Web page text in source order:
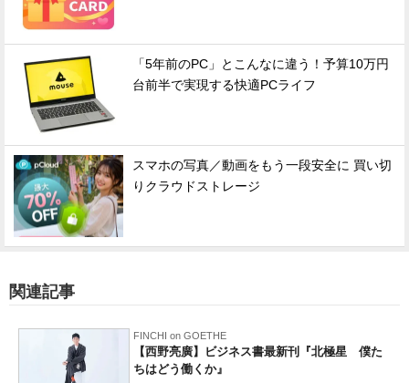
「5年前のPC」とこんなに違う！予算10万円
台前半で実現する快適PCライフ
スマホの写真／動画をもう一段安全に 買い切
りクラウドストレージ
関連記事
FINCHI on GOETHE
【西野亮廣】ビジネス書最新刊『北極星 僕た
ちはどう働くか』